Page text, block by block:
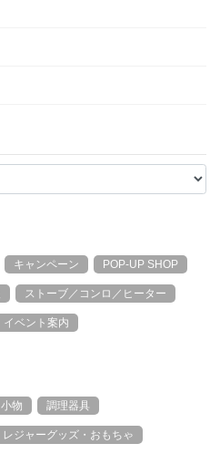
キャンペーン POP-UP SHOP
ストーブ／コンロ／ヒーター
イベント案内
物 調理器具
レジャーグッズ・おもちゃ